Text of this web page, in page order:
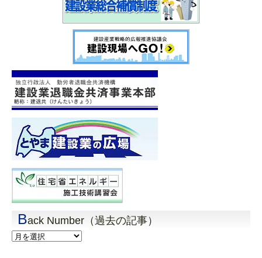
Back Number（過去の記事）
Back
Number（過